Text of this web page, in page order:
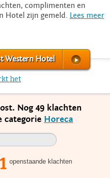
complimenten en
Hotel zijn gemeld. Lees meer
Western Hotel
het
Nog 49 klachten
categorie Horeca
1 openstaande klachten